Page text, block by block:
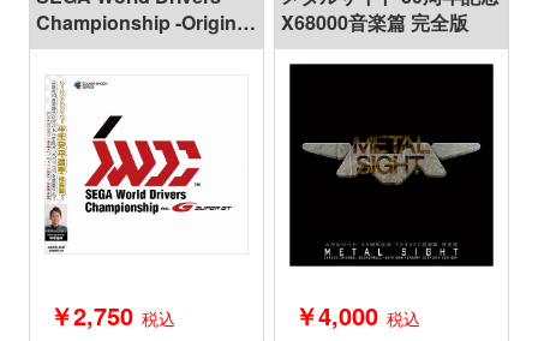
Championship -Original
Sound Track-
￥2,750 税込
X68000音楽篇 完全版
￥4,000 税込